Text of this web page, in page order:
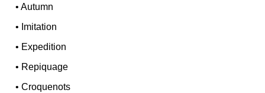
•Autumn
• Imitation
• Expedition
• Repiquage
•Croquenots